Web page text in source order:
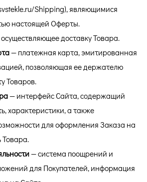
Shipping), являющимися
настоящей Оферты.
доставку Товара.
— платежная карта, эмитированная
позволяющая ее держателю
Товаров.
— интерфейс Сайта, содержащий
характеристики, а также
для оформления Заказа на
Товара.
— система поощрений и
для Покупателей, информация